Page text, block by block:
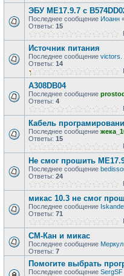
ЭБУ МЕ17.9.7 с
Последнее сообщение Иоанн
Ответы: 15
Источник питания
Последнее сообщение victors.
Ответы: 14
A308DB04
Последнее сообщение
Ответы: 4
Кабель
Последнее сообщение
Ответы: 15
Не смог прошить
Последнее сообщение
Ответы: 24
микас 10.3 не смог
Последнее сообщение
Ответы: 71
СМ-Кан и микас
Последнее сообщение Меркул
Ответы: 7
Помогите выбрать
Последнее сообщение SergSF